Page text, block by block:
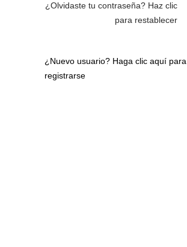
¿Olvidaste tu contraseña? Haz clic
para restablecer
¿Nuevo usuario? Haga clic aquí para
registrarse